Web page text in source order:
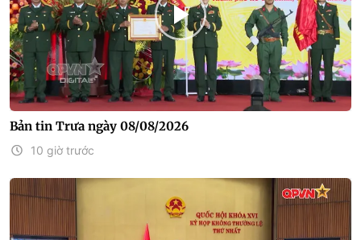
Bản tin Trưa ngày 08/08/2026
10 giờ trước